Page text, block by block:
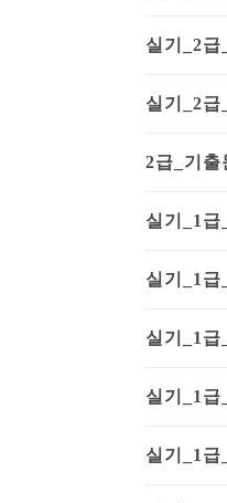
실기_2급
실기_2급
2급_기출
실기_1급
실기_1급
실기_1급
실기_1급
실기_1급